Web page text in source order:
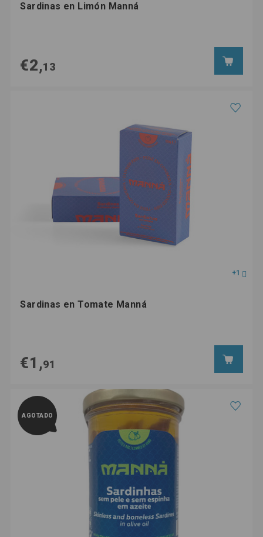
Sardinas en Limón Manná
€2,13
+1
Sardinas en Tomate Manná
€1,91
AGOTADO